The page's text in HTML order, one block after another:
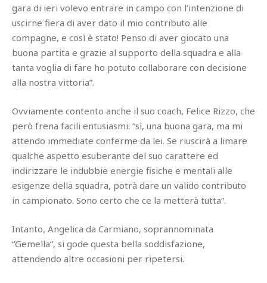
gara di ieri volevo entrare in campo con l’intenzione di
uscirne fiera di aver dato il mio contributo alle
compagne, e così è stato! Penso di aver giocato una
buona partita e grazie al supporto della squadra e alla
tanta voglia di fare ho potuto collaborare con decisione
alla nostra vittoria”.
Ovviamente contento anche il suo coach, Felice Rizzo, che
però frena facili entusiasmi: “sì, una buona gara, ma mi
attendo immediate conferme da lei. Se riuscirà a limare
qualche aspetto esuberante del suo carattere ed
indirizzare le indubbie energie fisiche e mentali alle
esigenze della squadra, potrà dare un valido contributo
in campionato. Sono certo che ce la metterà tutta”.
Intanto, Angelica da Carmiano, soprannominata
“Gemella”, si gode questa bella soddisfazione,
attendendo altre occasioni per ripetersi.